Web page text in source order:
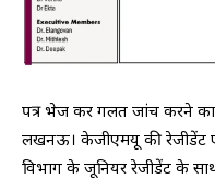
पत्र भेज कर गलत जांच करने
लखनऊ। केजीएमयू की रेजीडेंट
विभाग के जूनियर रेजीडेंट के